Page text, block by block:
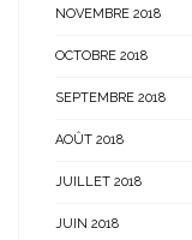
NOVEMBRE 2018
OCTOBRE 2018
SEPTEMBRE 2018
AOÛT 2018
JUILLET 2018
JUIN 2018